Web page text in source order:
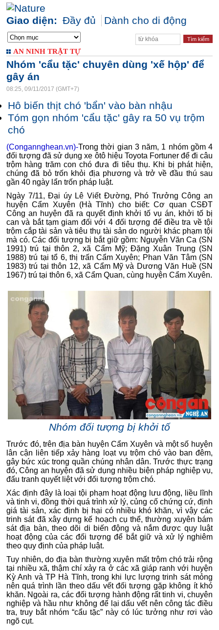
Giao diện: Đầy đủ Dành cho di động
AN NINH TRẬT TỰ
Nhóm 'cẩu tặc' chuyên dùng 'xế hộp' để
gây án
08:25, 09/11/2017 (GMT+7)
Hô biến thịt chó 'bẩn' vào bàn nhậu
Tóm gọn nhóm 'cẩu tặc' gây ra 50 vụ trộm
chó
(Congannghean.vn)-Trong thời gian 3 năm, 1 nhóm gồm 4
đối tượng đã sử dụng xe ôtô hiệu Toyota Fortuner để đi câu
trộm hàng trăm con chó đưa đi tiêu thụ. Khi bị phát hiện,
chúng đã bỏ trốn khỏi địa phương và trở về đầu thú sau
gần 40 ngày lẩn trốn pháp luật.
Ngày 7/11, Đại úy Lê Viết Đường, Phó Trưởng Công an
huyện Cẩm Xuyên (Hà Tĩnh) cho biết: Cơ quan CSĐT
Công an huyện đã ra quyết định khởi tố vụ án, khởi tố bị
can và bắt tạm giam đối với 4 đối tượng để điều tra về tội
trộm cắp tài sản và tiêu thụ tài sản do người khác phạm tội
mà có. Các đối tượng bị bắt giữ gồm: Nguyễn Văn Ca (SN
1991) trú tại thôn 2, xã Cẩm Mỹ; Đặng Xuân Trung (SN
1988) trú tại tổ 6, thị trấn Cẩm Xuyên; Phan Văn Tâm (SN
1983) trú tại thôn 12, xã Cẩm Mỹ và Dương Văn Huề (SN
1967) trú tại thôn 6, xã Cẩm Quan, cùng huyện Cẩm Xuyên.
Nhóm đối tượng bị khởi tố
Trước đó, trên địa bàn huyện Cẩm Xuyên và một số huyện
lân cận liên tiếp xảy hàng loạt vụ trộm chó vào ban đêm,
gây bức xúc trong quần chúng nhân dân. Trước thực trạng
đó, Công an huyện đã sử dụng nhiều biện pháp nghiệp vụ,
đấu tranh quyết liệt với đối tượng trộm chó.
Xác định đây là loại tội phạm hoạt động lưu động, liều lĩnh
và tinh vi, đồng thời quá trình xử lý, củng cố chứng cứ, định
giá tài sản, xác định bị hại có nhiều khó khăn, vì vậy các
trinh sát đã xây dựng kế hoạch cụ thể, thường xuyên bám
sát địa bàn, theo dõi di biến động và nắm được quy luật
hoạt động của các đối tượng để bắt giữ và xử lý nghiêm
theo quy định của pháp luật.
Tuy nhiên, do địa bàn thường xuyên mất trộm chó trải rộng
tại nhiều xã, thậm chí xảy ra ở các xã giáp ranh với huyện
Kỳ Anh và TP Hà Tĩnh, trong khi lực lượng trinh sát mỏng
nên quá trình lần theo dấu vết đối tượng gặp không ít khó
khăn. Ngoài ra, các đối tượng hành động rất tinh vi, chuyên
nghiệp và hầu như không để lại dấu vết nên công tác điều
tra, truy bắt nhóm “cẩu tặc” này có lúc tưởng như rơi vào
ngõ cụt.